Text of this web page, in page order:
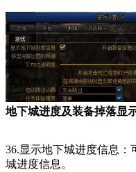
地下城进度及装备掉落显
36.显示地下城进度信息
城进度信息。